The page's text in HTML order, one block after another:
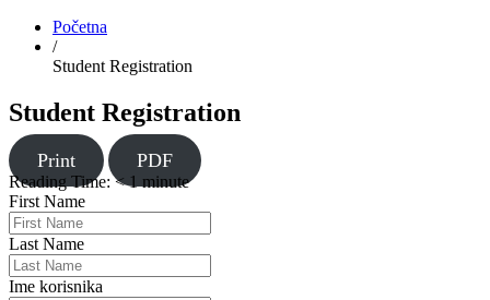
Početna
/
Student Registration
Student Registration
Print PDF
Reading Time:< 1 minute
First Name
Last Name
Ime korisnika